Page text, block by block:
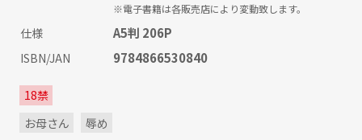
※電子書籍は各販売店により変動致します。
仕様 A5判 206P
ISBN/JAN 9784866530840
18禁
お母さん
辱め